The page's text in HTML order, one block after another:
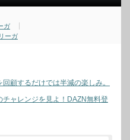
ガ
ーガ
顧するだけでは半減の楽しみ。
ャレンジを見よ！DAZN無料登